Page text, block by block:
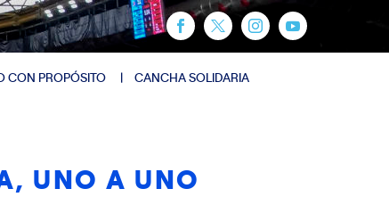
CON PROPÓSITO CANCHA SOLIDARIA
UNO A UNO